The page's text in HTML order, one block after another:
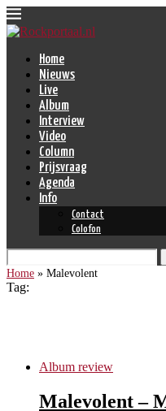
Home
Nieuws
Live
Album
Interview
Video
Column
Prijsvraag
Agenda
Info
Contact
Colofon
Home » Malevolent
Tag:
Album review
Malevolent –